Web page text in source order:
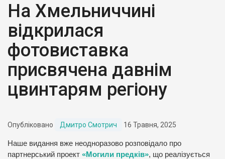
На Хмельниччині
відкрилася
фотовиставка
присвячена давнім
цвинтарям регіону
Опубліковано Дмитро Смотрич 16 Травня, 2025
Наше видання вже неодноразово розповідало про
партнерський проект «Могили предків», що реалізується